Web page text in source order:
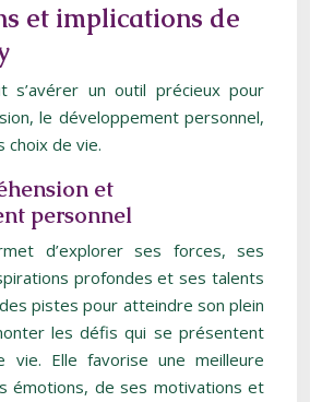
et implications de
s’avérer un outil précieux pour
le développement personnel,
choix de vie.
et
personnel
d’explorer ses forces, ses
profondes et ses talents
pistes pour atteindre son plein
les défis qui se présentent
vie. Elle favorise une meilleure
émotions, de ses motivations et